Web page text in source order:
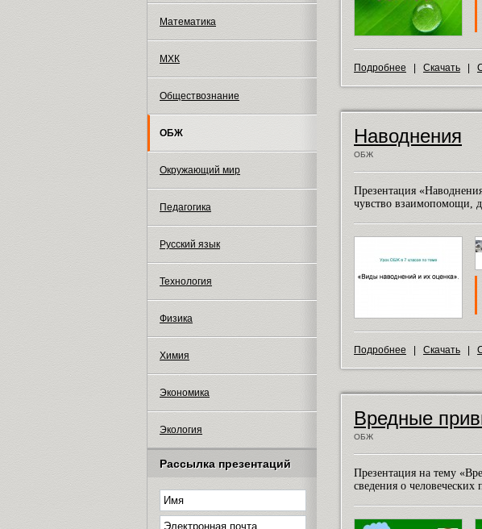
Математика
МХК
Обществознание
ОБЖ
Окружающий мир
Педагогика
Русский язык
Технология
Физика
Химия
Экономика
Экология
Рассылка презентаций
Подробнее Скачать
Наводнения
ОБЖ
Презентация
чувство взаимопомощи,
Подробнее Скачать
Вредные
ОБЖ
Презентация на тему
сведения о человеческих